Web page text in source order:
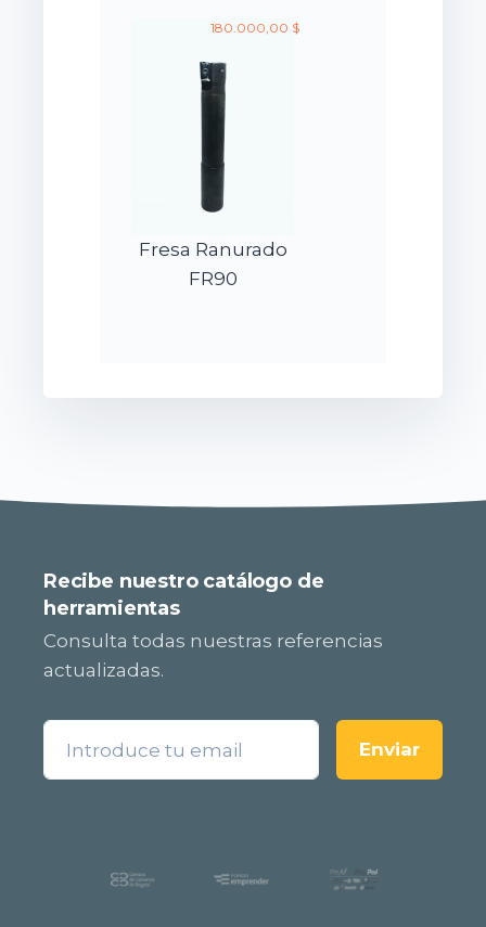
Fresa Ranurado
FR90
180.000,00 $
Recibe nuestro catálogo de
herramientas
Consulta todas nuestras referencias
actualizadas.
Enviar